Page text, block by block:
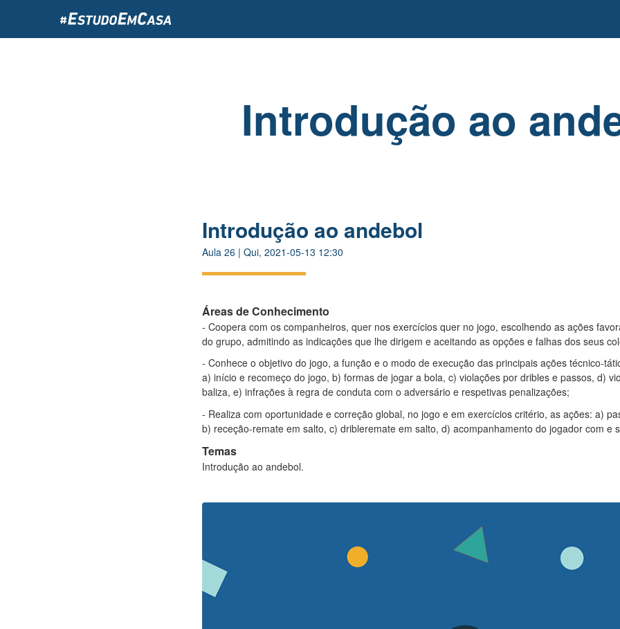
o
Introdução ao
Introdução ao andebol
Aula 26 | Qui, 2021-05-13 12:30
Áreas de Conhecimento
- Coopera com os companheiros, quer nos exercícios quer no jogo, escolhendo as ações
do grupo, admitindo as indicações que lhe dirigem e aceitando as opções e falhas dos seus
- Conhece o objetivo do jogo, a função e o modo de execução das principais ações técnico-
a) início e recomeço do jogo, b) formas de jogar a bola, c) violações por dribles e passos, d)
baliza, e) infrações à regra de conduta com o adversário e respetivas penalizações;
- Realiza com oportunidade e correção global, no jogo e em exercícios critério, as ações: a)
b) receção-remate em salto, c) dribleremate em salto, d) acompanhamento do jogador com e
Temas
Introdução ao andebol.